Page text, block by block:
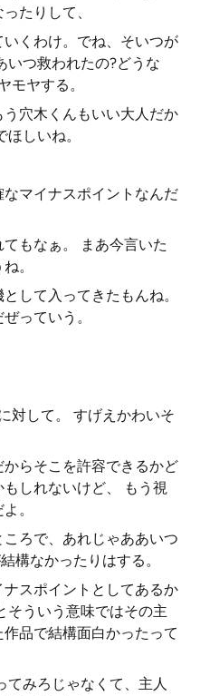
たりして、
くわけ。でね、そいつが
いつ救われたの?どうな
モヤする。
穴木くんもいい大人だか
しいね。
マイナスポイントなんだ
もなぁ。 まあ今言いた
。
して入ってきたもんね。
っていう。
対して。 すげえかわいそ
らそこを許容できるかど
しれないけど、 もう視
。
ろで、あれじゃああいつ
構なかったりはする。
スポイントとしてあるか
そういう意味ではその主
品で結構面白かったって
てみろじゃなくて、主人